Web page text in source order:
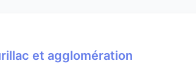
et agglomération